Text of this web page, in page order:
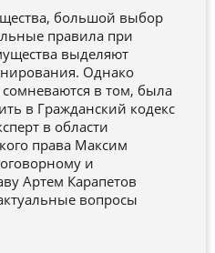
большой выбор
правила при
выделяют
Однако
в том, была
в Гражданский кодекс
в области
права Максим
и
Артем Карапетов
вопросы